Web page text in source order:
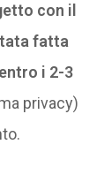
con il
fatta
i 2-3
privacy)